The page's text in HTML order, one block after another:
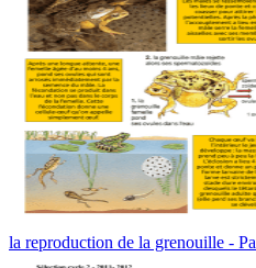
la reproduction de la grenouille -